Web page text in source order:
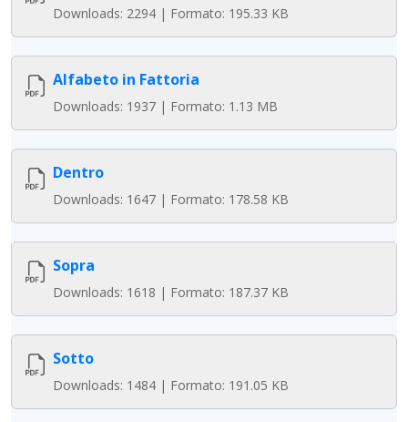
Downloads: 2294 | Formato: 195.33 KB
Alfabeto in Fattoria
Downloads: 1937 | Formato: 1.13 MB
Dentro
Downloads: 1647 | Formato: 178.58 KB
Sopra
Downloads: 1618 | Formato: 187.37 KB
Sotto
Downloads: 1484 | Formato: 191.05 KB